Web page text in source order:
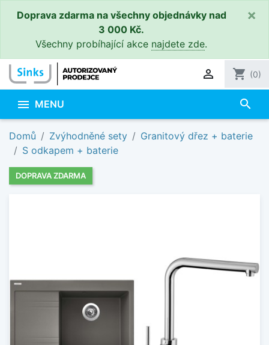
Doprava zdarma na všechny objednávky nad
3 000 Kč.
Všechny probíhající akce najdete zde.
×
 shopping_cart (0)
 MENU search
Domů Zvýhodněné sety
Granitový dřez + baterie
S odkapem + baterie
DOPRAVA ZDARMA